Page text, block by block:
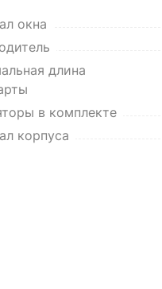
окна
длина
в комплекте
корпуса